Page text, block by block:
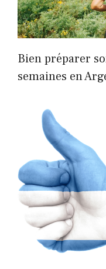
Bien préparer
semaines en